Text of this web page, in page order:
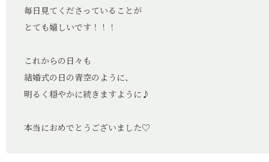
毎日見てくださっていることが
とても嬉しいです！！！
これからの日々も
結婚式の日の青空のように、
明るく穏やかに続きますように♪
本当におめでとうございました♡